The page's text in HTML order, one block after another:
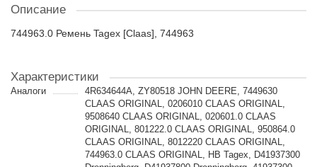
Описание
744963.0 Ремень Tagex [Claas], 744963
Характеристики
Аналоги
4R634644A, ZY80518 JOHN DEERE, 7449630
CLAAS ORIGINAL, 0206010 CLAAS ORIGINAL,
9508640 CLAAS ORIGINAL, 020601.0 CLAAS
ORIGINAL, 801222.0 CLAAS ORIGINAL, 950864.0
CLAAS ORIGINAL, 8012220 CLAAS ORIGINAL,
744963.0 CLAAS ORIGINAL, HB Tagex, D41937300